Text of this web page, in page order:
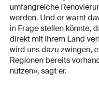
umfangreiche
werden. Und er warnt
in Frage stellen könnte,
direkt mit ihrem Land
wird uns dazu zwingen,
Regionen bereits
nutzen», sagt er.